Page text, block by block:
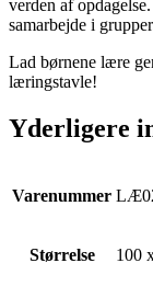
verden af
samarbejde i
Lad børnene lære
læringstavle!
Yderligere
Varenummer
Størrelse 100